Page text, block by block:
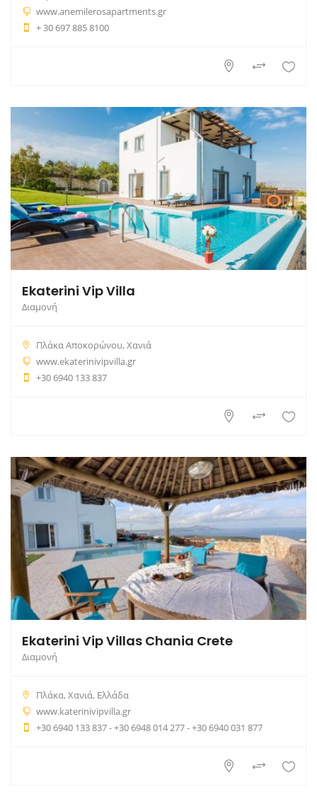
www.anemilerosapartments.gr
+ 30 697 885 8100
Ekaterini Vip Villa
Διαμονή
Πλάκα Αποκορώνου, Χανιά
www.ekaterinivipvilla.gr
+30 6940 133 837
Ekaterini Vip Villas Chania Crete
Διαμονή
Πλάκα, Χανιά, Ελλάδα
www.katerinivipvilla.gr
+30 6940 133 837 - +30 6948 014 277 - +30 6940 031 877